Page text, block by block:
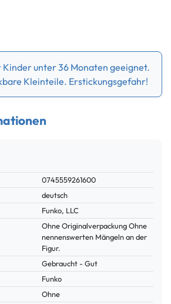
unter 36 Monaten geeignet.
Kleinteile. Erstickungsgefahr!
0745559261600
deutsch
Funko, LLC
Ohne Originalverpackung Ohne
nennenswerten Mängeln an der
Figur.
Gebraucht - Gut
Funko
Ohne